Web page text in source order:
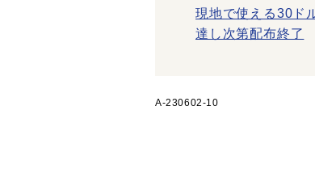
現地で使える30ド
達し次第配布終了
A-230602-10